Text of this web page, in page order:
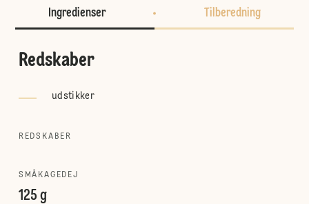
Ingredienser Tilberedning
Redskaber
udstikker
REDSKABER
SMÅKAGEDEJ
125 g